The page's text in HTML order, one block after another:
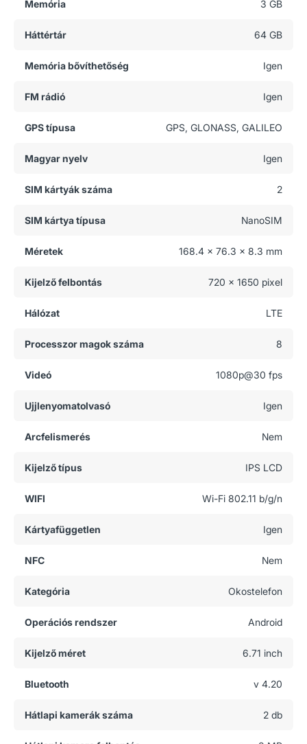
Memória 3 GB
Háttértár 64 GB
Memória bővíthetőség Igen
FM rádió Igen
GPS típusa GPS, GLONASS, GALILEO
Magyar nyelv Igen
SIM kártyák száma 2
SIM kártya típusa NanoSIM
Méretek 168.4 x 76.3 x 8.3 mm
Kijelző felbontás 720 x 1650 pixel
Hálózat LTE
Processzor magok száma 8
Videó 1080p@30 fps
Ujjlenyomatolvasó Igen
Arcfelismerés Nem
Kijelző típus IPS LCD
WIFI Wi-Fi 802.11 b/g/n
Kártyafüggetlen Igen
NFC Nem
Kategória Okostelefon
Operációs rendszer Android
Kijelző méret 6.71 inch
Bluetooth v 4.20
Hátlapi kamerák száma 2 db